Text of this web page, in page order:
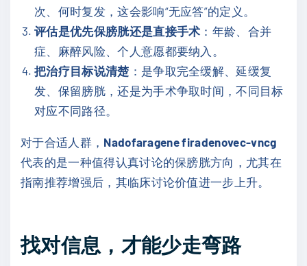
次、何时复发，这会影响“无应答”的定义。
评估是优先保膀胱还是直接手术 ：年龄、合并
症、麻醉风险、个人意愿都要纳入。
把治疗目标说清楚 ：是争取完全缓解、延缓复
发、保留膀胱，还是为手术争取时间，不同目标
对应不同路径。
对于合适人群， Nadofaragene firadenovec-vncg
代表的是一种值得认真讨论的保膀胱方向，尤其在
指南推荐增强后，其临床讨论价值进一步上升。
找对信息，才能少走弯路